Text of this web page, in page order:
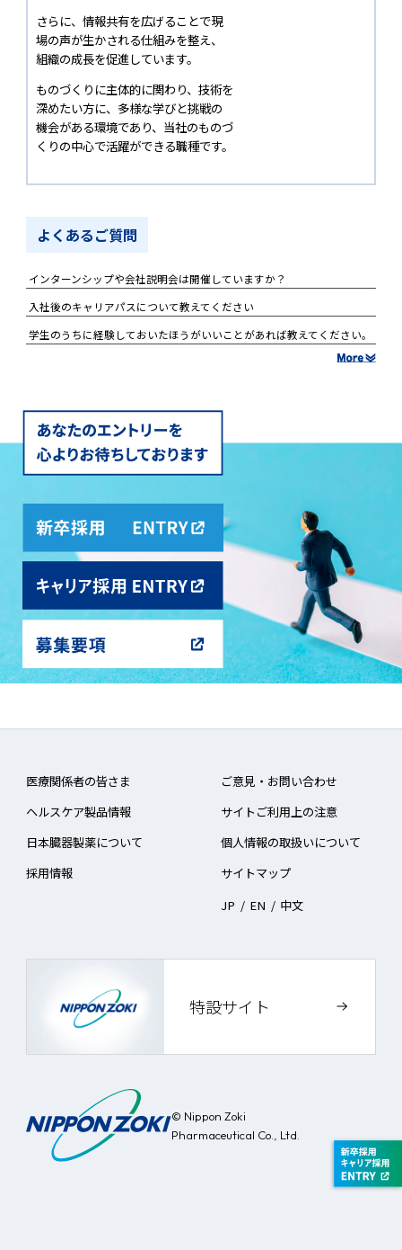
さらに、情報共有を広げることで現
場の声が生かされる仕組みを整え、
組織の成長を促進しています。
ものづくりに主体的に関わり、技術を
深めたい方に、多様な学びと挑戦の
機会がある環境であり、当社のものづ
くりの中心で活躍ができる職種です。
よくあるご質問
インターンシップや会社説明会は開催していますか？
入社後のキャリアパスについて教えてください
学生のうちに経験しておいたほうがいいことがあれば教えてください。
© Nippon Zoki
Pharmaceutical Co., Ltd.
医療関係者の皆さま
ヘルスケア製品情報
日本臓器製薬について
採用情報
ご意見・お問い合わせ
サイトご利用上の注意
個人情報の取扱いについて
サイトマップ
JP / EN / 中文
特設サイト